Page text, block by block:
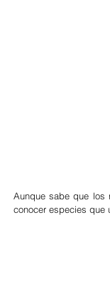
Aunque sabe que los
conocer especies que